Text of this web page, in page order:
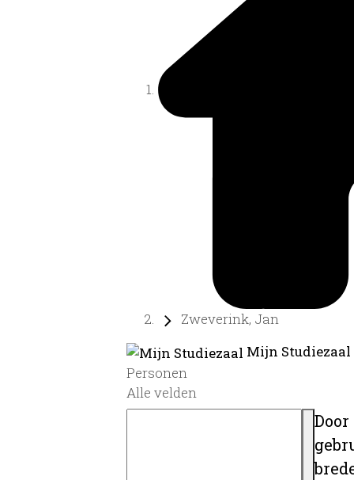
Zweverink, Jan
Mijn
Personen
Alle velden